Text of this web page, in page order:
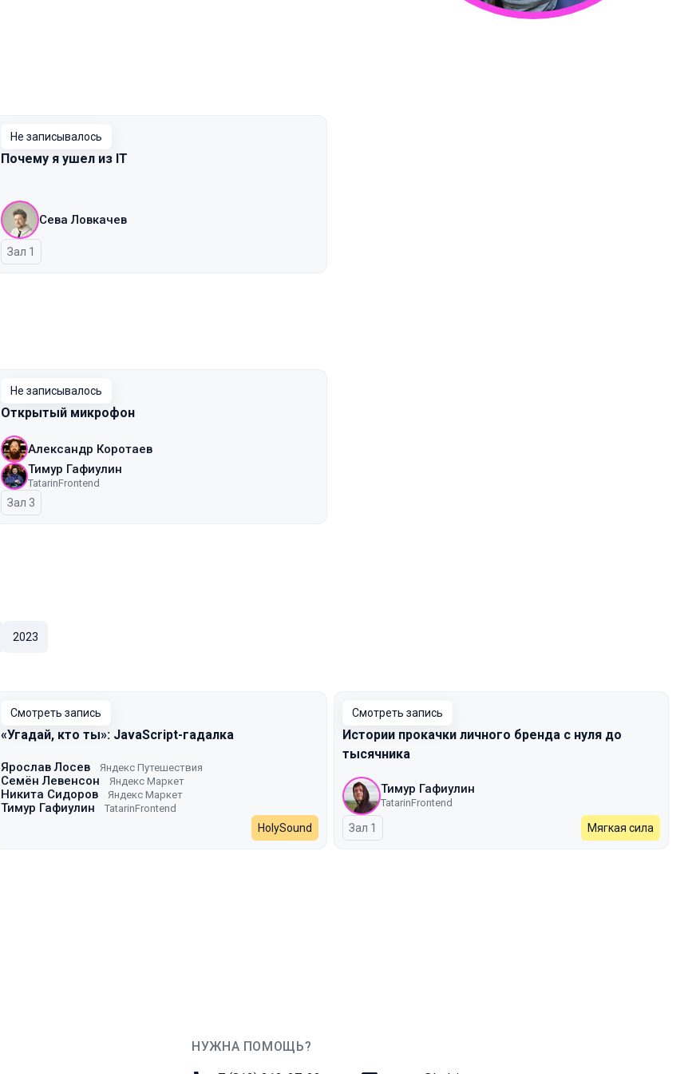
Не записывалось
Почему я ушел из IT
Сева Ловкачев
Зал 1
Не записывалось
Открытый микрофон
Александр Коротаев
Тимур Гафиулин
TatarinFrontend
Зал 3
2023
Смотреть запись
«Угадай, кто ты»: JavaScript-гадалка
Ярослав Лосев Яндекс Путешествия
Семён Левенсон Яндекс Маркет
Никита Сидоров Яндекс Маркет
Тимур Гафиулин TatarinFrontend
HolySound
Смотреть запись
Истории прокачки личного бренда с нуля до
тысячника
Тимур Гафиулин
TatarinFrontend
Зал 1 Мягкая сила
НУЖНА ПОМОЩЬ?